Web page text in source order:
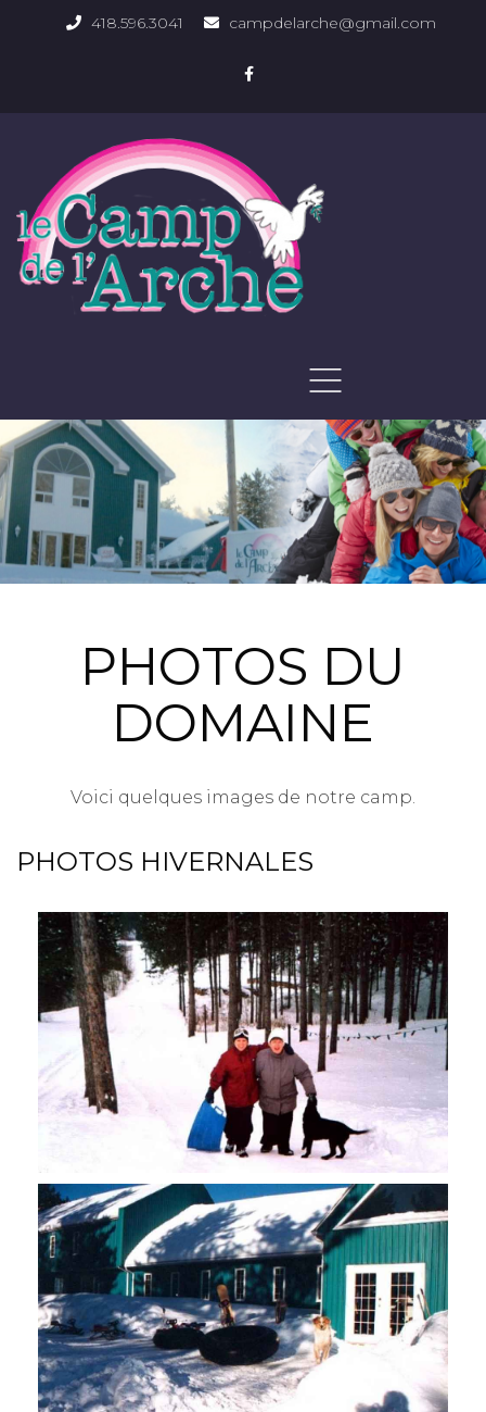
418.596.3041 campdelarche@gmail.com
PHOTOS DU DOMAINE
PHOTOS DU
DOMAINE
Voici quelques images de notre camp.
PHOTOS HIVERNALES